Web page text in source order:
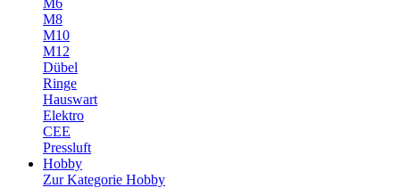
M6
M8
M10
M12
Dübel
Ringe
Hauswart
Elektro
CEE
Pressluft
Hobby
Zur Kategorie Hobby